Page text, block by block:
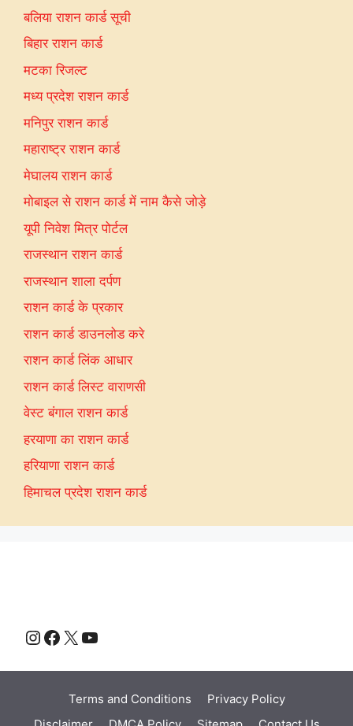
बलिया राशन कार्ड सूची
बिहार राशन कार्ड
मटका रिजल्ट
मध्य प्रदेश राशन कार्ड
मनिपुर राशन कार्ड
महाराष्ट्र राशन कार्ड
मेघालय राशन कार्ड
मोबाइल से राशन कार्ड में नाम कैसे जोड़े
यूपी निवेश मित्र पोर्टल
राजस्थान राशन कार्ड
राजस्थान शाला दर्पण
राशन कार्ड के प्रकार
राशन कार्ड डाउनलोड करे
राशन कार्ड लिंक आधार
राशन कार्ड लिस्ट वाराणसी
वेस्ट बंगाल राशन कार्ड
हरयाणा का राशन कार्ड
हरियाणा राशन कार्ड
हिमाचल प्रदेश राशन कार्ड
Instagram
Facebook
X YouTube
Terms and Conditions
Privacy Policy